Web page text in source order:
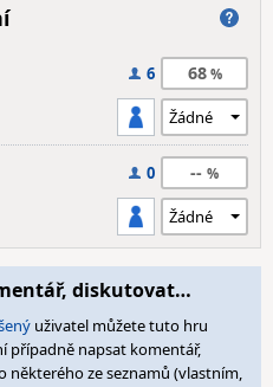
6 68
0 --
diskutovat…
uživatel můžete tuto hru
případně napsat komentář,
některého ze seznamů (vlastním,